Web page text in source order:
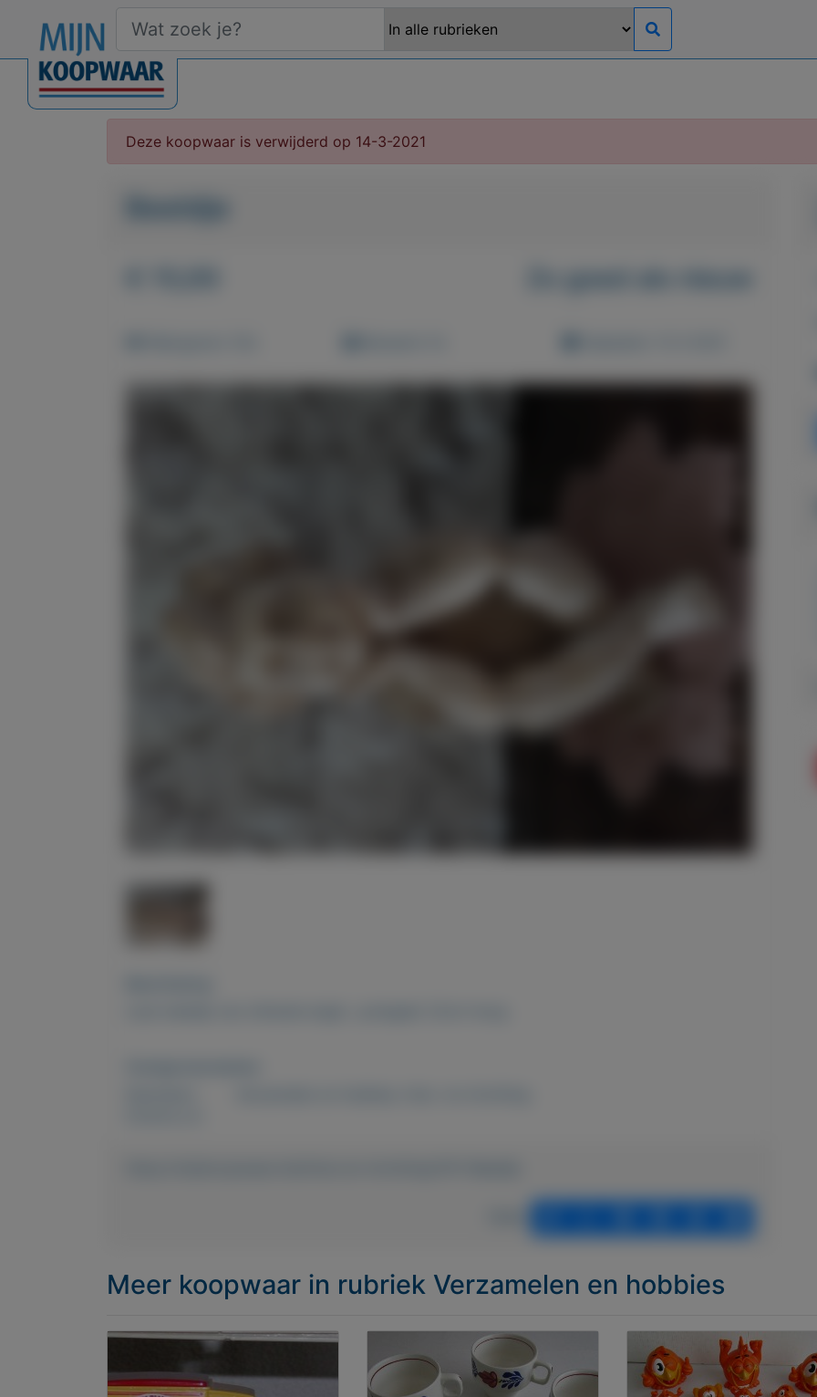
Deze koopwaar is verwijderd op 14-3-2021
Meer koopwaar in rubriek Verzamelen en hobbies